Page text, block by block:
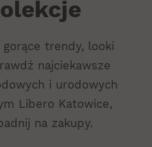
trendy, looki
najciekawsze
i urodowych
Libero Katowice,
na zakupy.